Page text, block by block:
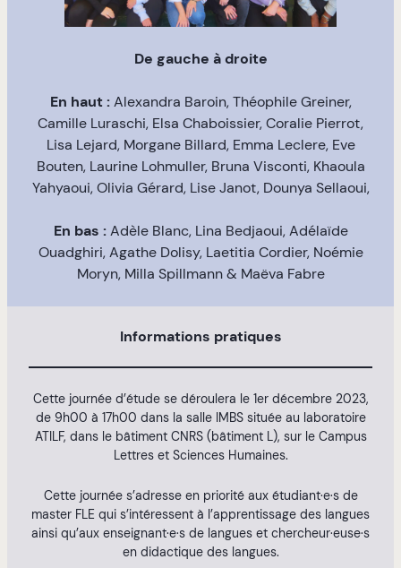
De gauche à droite
En haut :Alexandra Baroin, Théophile Greiner,
Camille Luraschi, Elsa Chaboissier, Coralie Pierrot,
Lisa Lejard, Morgane Billard, Emma Leclere, Eve
Bouten, Laurine Lohmuller, Bruna Visconti, Khaoula
Yahyaoui, Olivia Gérard, Lise Janot, Dounya Sellaoui,
En bas :Adèle Blanc, Lina Bedjaoui, Adélaïde
Ouadghiri, Agathe Dolisy, Laetitia Cordier, Noémie
Moryn, Milla Spillmann & Maëva Fabre
Informations pratiques
Cette journée d’étude se déroulera le 1er décembre 2023,
de 9h00 à 17h00 dans la salle IMBS située au laboratoire
ATILF, dans le bâtiment CNRS (bâtiment L), sur le Campus
Lettres et Sciences Humaines.
Cette journée s’adresse en priorité aux étudiant·e·s de
master FLE qui s’intéressent à l’apprentissage des langues
ainsi qu’aux enseignant·e·s de langues et chercheur·euse·s
en didactique des langues.